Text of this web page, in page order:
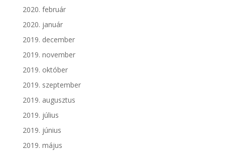
2020. február
2020. január
2019. december
2019. november
2019. október
2019. szeptember
2019. augusztus
2019. július
2019. június
2019. május